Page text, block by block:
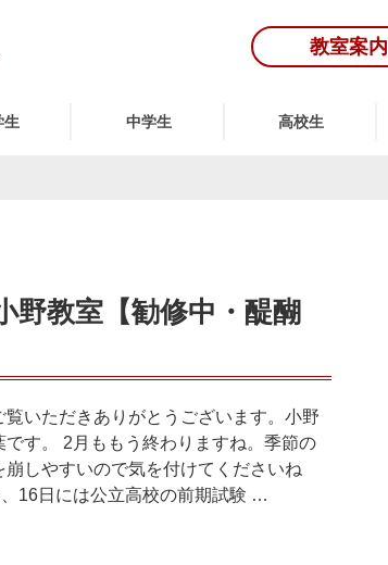
教室案内
生 中学生 高校生
野教室【勧修中・醍醐
覧いただきありがとうございます。小野
です。 2月ももう終わりますね。季節の
崩しやすいので気を付けてくださいね
16日には公立高校の前期試験 …